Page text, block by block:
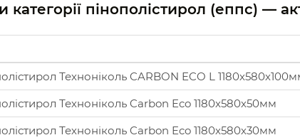
категорії пінополістирол (еппс) —
Техноніколь CARBON ECO L
Техноніколь Carbon Eco 1180х580х50мм
Техноніколь Carbon Eco 1180х580х30мм